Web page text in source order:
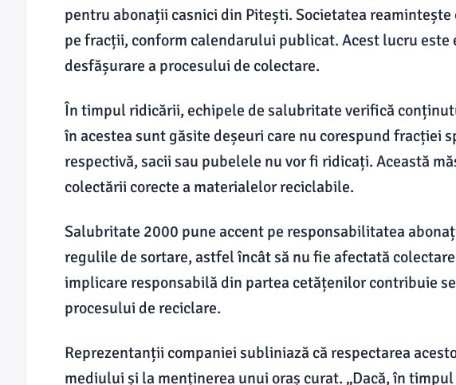
pentru abonații casnici din Pitești. Societatea
pe fracții, conform calendarului publicat. Acest lucru este
desfășurare a procesului de colectare.
În timpul ridicării, echipele de salubritate verifică
în acestea sunt găsite deșeuri care nu corespund fracției
respectivă, sacii sau pubelele nu vor fi ridicați. Această
colectării corecte a materialelor reciclabile.
Salubritate 2000 pune accent pe responsabilitatea
regulile de sortare, astfel încât să nu fie afectată
implicare responsabilă din partea cetățenilor contribuie
procesului de reciclare.
Reprezentanții companiei subliniază că respectarea
mediului și la menținerea unui oraș curat. „Dacă, în